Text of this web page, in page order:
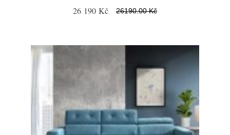
26 190 Kč 26190.00 Kč